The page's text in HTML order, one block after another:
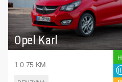
Opel Karl
1.0 75 KM